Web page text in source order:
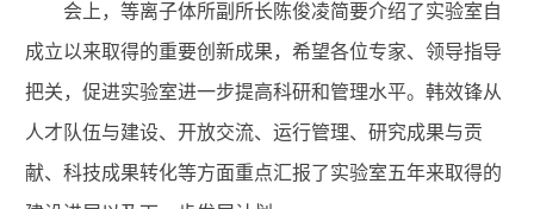
会上，等离子体所副所长陈俊凌简要介绍了实验室自
成立以来取得的重要创新成果，希望各位专家、领导指导
把关，促进实验室进一步提高科研和管理水平。韩效锋从
人才队伍与建设、开放交流、运行管理、研究成果与贡
献、科技成果转化等方面重点汇报了实验室五年来取得的